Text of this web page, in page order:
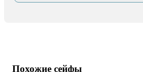
Похожие сейфы